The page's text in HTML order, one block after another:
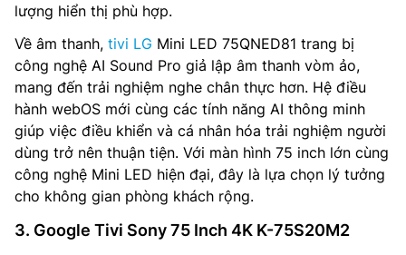
lượng hiển thị phù hợp.
Về âm thanh, tivi LG Mini LED 75QNED81 trang bị
công nghệ AI Sound Pro giả lập âm thanh vòm ảo,
mang đến trải nghiệm nghe chân thực hơn. Hệ điều
hành webOS mới cùng các tính năng AI thông minh
giúp việc điều khiển và cá nhân hóa trải nghiệm người
dùng trở nên thuận tiện. Với màn hình 75 inch lớn cùng
công nghệ Mini LED hiện đại, đây là lựa chọn lý tưởng
cho không gian phòng khách rộng.
3. Google Tivi Sony 75 Inch 4K K-75S20M2